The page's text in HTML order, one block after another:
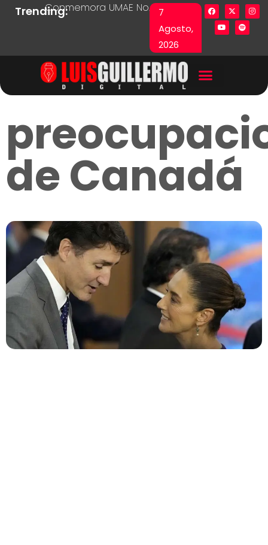
7
Agosto,
2026
Trending:Conmemora UMAE No. 71 Día de las y los
Lista en excel expone
de Canadá